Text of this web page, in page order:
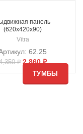
панель
(620х420х90)
Vitra
62.25
₽ 2,860₽
ТУМБЫ